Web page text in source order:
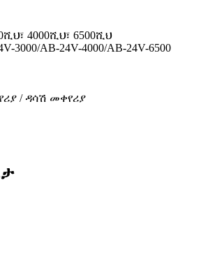
4000ሺህ፣ 6500ሺህ
3000/AB-24V-4000/AB-24V-6500
/ ዳሳሽ መቀየሪያ